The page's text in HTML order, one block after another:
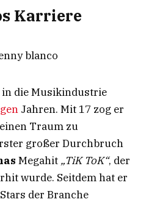
Karriere
in die Musikindustrie
Jahren. Mit 17 zog er
Traum zu
großer Durchbruch
Megahit „TiK ToK“, der
wurde. Seitdem hat er
der Branche